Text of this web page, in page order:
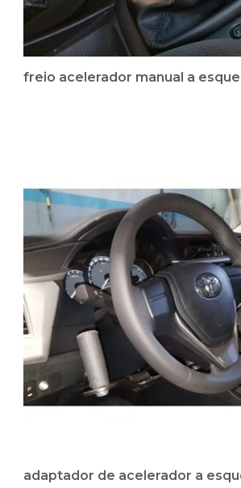
freio acelerador manual a
adaptador de acelerador a